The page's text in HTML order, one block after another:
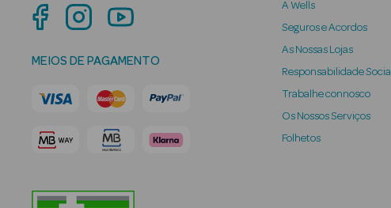
MEIOS DE PAGAMENTO
A Wells
Seguros e Acordos
As Nossas Lojas
Responsabilidade Social
Trabalhe connosco
Os Nossos Serviços
Folhetos